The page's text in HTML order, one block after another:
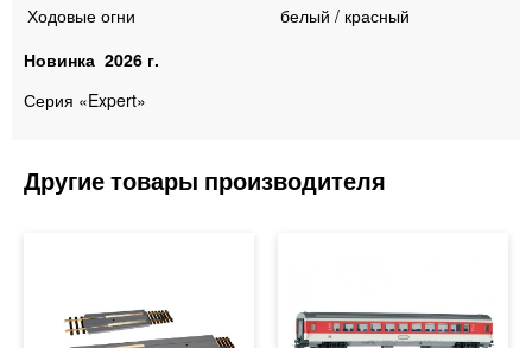
Ходовые огни
белый / красный
Новинка 2026 г.
Серия «Expert»